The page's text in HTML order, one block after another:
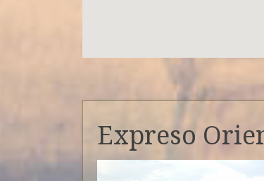
Expreso